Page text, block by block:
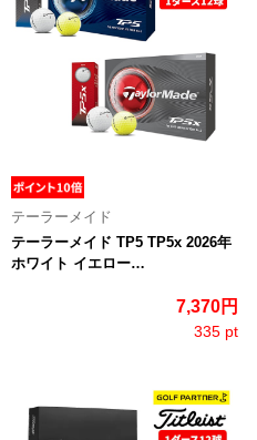
テーラーメイド
テーラーメイド TP5 TP5x 2026年
ホワイト イエロー…
7,370円
335 pt